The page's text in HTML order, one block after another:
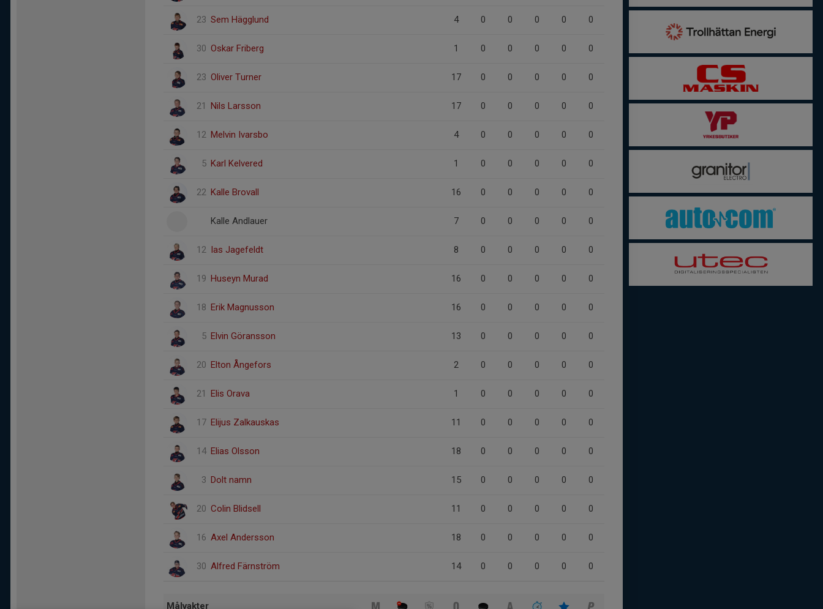
23 Sem Hägglund 4 0 0 0 0 0
30 Oskar Friberg 1 0 0 0 0 0
23 Oliver Turner 17 0 0 0 0 0
21 Nils Larsson 17 0 0 0 0 0
12 Melvin Ivarsbo 4 0 0 0 0 0
5 Karl Kelvered 1 0 0 0 0 0
22 Kalle Brovall 16 0 0 0 0 0
Kalle Andlauer 7 0 0 0 0 0
12 Ias Jagefeldt 8 0 0 0 0 0
19 Huseyn Murad 16 0 0 0 0 0
18 Erik Magnusson 16 0 0 0 0 0
5 Elvin Göransson 13 0 0 0 0 0
20 Elton Ångefors 2 0 0 0 0 0
21 Elis Orava 1 0 0 0 0 0
17 Elijus Zalkauskas 11 0 0 0 0 0
14 Elias Olsson 18 0 0 0 0 0
3 Dolt namn 15 0 0 0 0 0
20 Colin Blidsell 11 0 0 0 0 0
16 Axel Andersson 18 0 0 0 0 0
30 Alfred Färnström 14 0 0 0 0 0
Målvakter